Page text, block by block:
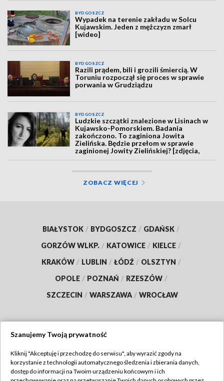
BYDGOSZCZ
Wypadek na terenie zakładu w Solcu
Kujawskim. Jeden z mężczyzn zmarł
[wideo]
BYDGOSZCZ
Razili prądem, bili i grozili śmiercią. W
Toruniu rozpoczął się proces w sprawie
porwania w Grudziądzu
BYDGOSZCZ
Ludzkie szczątki znalezione w Lisinach w
Kujawsko-Pomorskiem. Badania
zakończono. To zaginiona Jowita
Zielińska. Będzie przełom w sprawie
zaginionej Jowity Zielińskiej? [zdjęcia,
wideo, aktualizacja]
ZOBACZ WIĘCEJ
BIAŁYSTOK / BYDGOSZCZ / GDAŃSK /
GORZÓW WLKP. / KATOWICE / KIELCE /
KRAKÓW / LUBLIN / ŁÓDŹ / OLSZTYN /
OPOLE / POZNAŃ / RZESZÓW /
SZCZECIN / WARSZAWA / WROCŁAW
TVP
Szanujemy Twoją prywatność
Kliknij "Akceptuję i przechodzę do serwisu", aby wyrazić zgody na
korzystanie z technologii automatycznego śledzenia i zbierania danych,
dostęp do informacji na Twoim urządzeniu końcowym i ich